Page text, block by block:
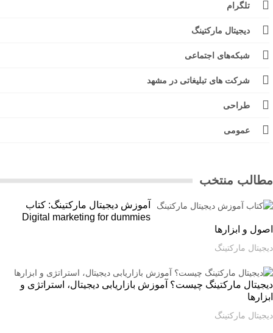
تلگرام
دیجیتال مارکتینگ
شبکه‌های اجتماعی
شرکت های تبلیغاتی در مشهد
طراحی
عمومی
منتخب
آموزش دیجیتال مارکتینگ: کتاب
Digital marketing for dummies
و ابزارها
مارکتینگ
مارکتینگ چیست؟ آموزش بازاریابی دیجیتال، استراتژی و
مارکتینگ